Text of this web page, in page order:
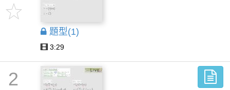
題型(1)
3:29
2